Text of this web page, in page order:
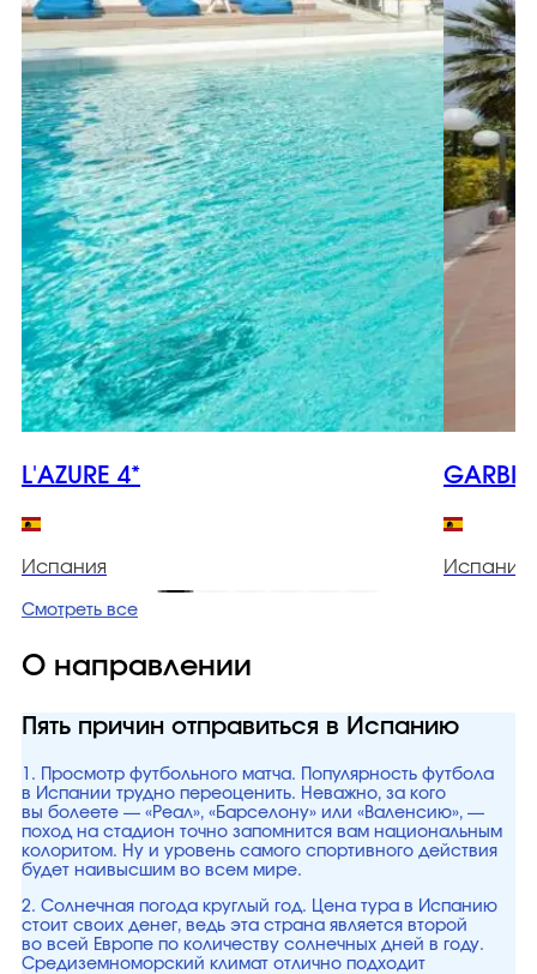
L'AZURE 4*
Испания
GARBI
Испания
Смотреть все
О направлении
Пять причин отправиться в Испанию
1. Просмотр футбольного матча. Популярность футбола
в Испании трудно переоценить. Неважно, за кого
вы болеете — «Реал», «Барселону» или «Валенсию», —
поход на стадион точно запомнится вам национальным
колоритом. Ну и уровень самого спортивного действия
будет наивысшим во всем мире.
2. Солнечная погода круглый год. Цена тура в Испанию
стоит своих денег, ведь эта страна является второй
во всей Европе по количеству солнечных дней в году.
Средиземноморский климат отлично подходит